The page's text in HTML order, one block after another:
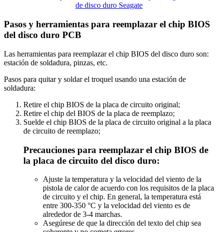
Pasos y herramientas para reemplazar el chip BIOS
del disco duro PCB
Las herramientas para reemplazar el chip BIOS del disco duro son:
estación de soldadura, pinzas, etc.
Pasos para quitar y soldar el troquel usando una estación de
soldadura:
Retire el chip BIOS de la placa de circuito original;
Retire el chip del BIOS de la placa de reemplazo;
Suelde el chip BIOS de la placa de circuito original a la placa
de circuito de reemplazo;
Precauciones para reemplazar el chip BIOS de
la placa de circuito del disco duro:
Ajuste la temperatura y la velocidad del viento de la
pistola de calor de acuerdo con los requisitos de la placa
de circuito y el chip. En general, la temperatura está
entre 300-350 °C y la velocidad del viento es de
alrededor de 3-4 marchas.
Asegúrese de que la dirección del texto del chip sea